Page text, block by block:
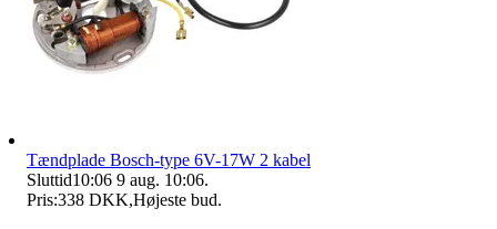
Tændplade Bosch-type 6V-17W 2 kabel
Sluttid10:06 9 aug. 10:06.
Pris:338 DKK,Højeste bud.